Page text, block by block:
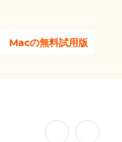
Macの無料試用版